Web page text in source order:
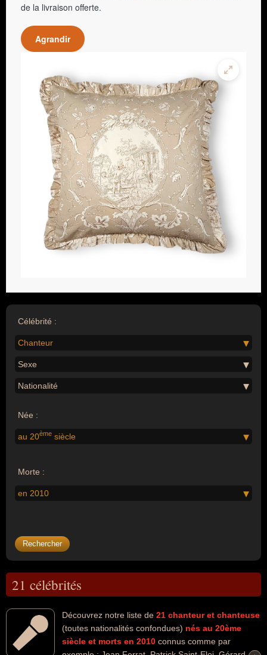
de la livraison offerte.
Agrandir
Célébrité :
Chanteur
Sexe
Nationalité
Née :
au 20ème siècle
Morte :
en 2010
21 célébrités
Découvrez notre liste de 21 chanteur et chanteuse
(toutes nationalités confondues) nés au 20ème
siècle et morts en 2010 connus comme par